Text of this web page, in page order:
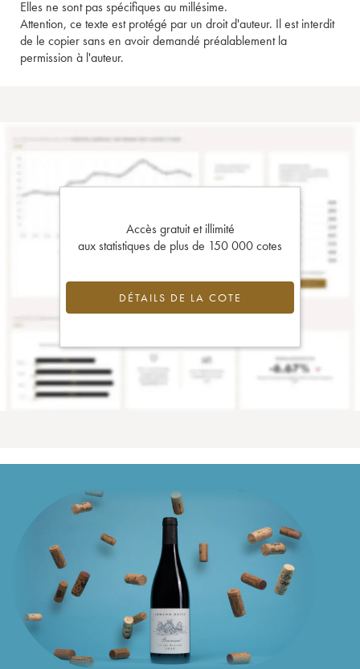
Elles ne sont pas spécifiques au millésime.
Attention, ce texte est protégé par un droit d'auteur. Il est interdit
de le copier sans en avoir demandé préalablement la
permission à l'auteur.
Accès gratuit et illimité
aux statistiques de plus de 150 000 cotes
DÉTAILS DE LA COTE